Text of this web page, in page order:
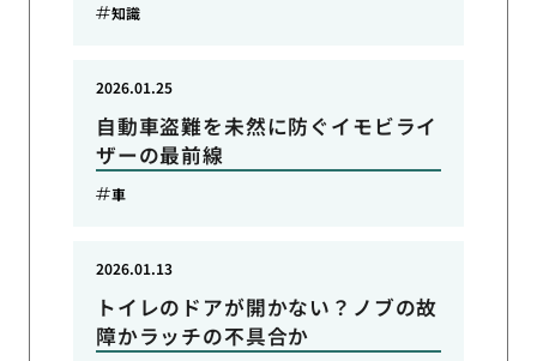
知識
自動車盗難を未然に防ぐイモビライ
ザーの最前線
2026.01.25
車
トイレのドアが開かない？ノブの故
障かラッチの不具合か
2026.01.13